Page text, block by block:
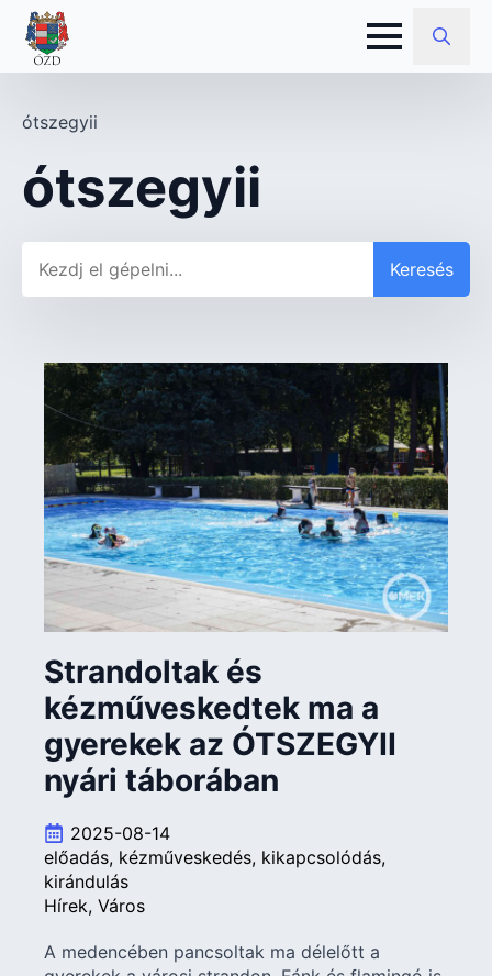
Search
ótszegyii
ótszegyii
Keresés
Strandoltak és
kézműveskedtek ma a
gyerekek az ÓTSZEGYII
nyári táborában
2025-08-14
előadás kézműveskedés kikapcsolódás
kirándulás
Hírek Város
A medencében pancsoltak ma délelőtt a